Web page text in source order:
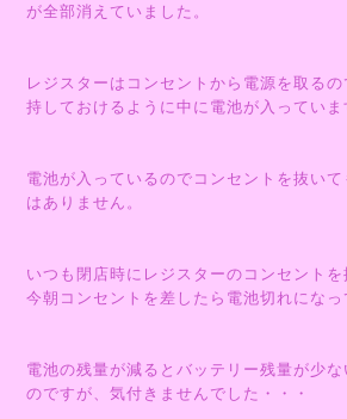
が全部消えていました。
レジスターはコンセントから電源を取る
持しておけるように中に電池が入っていま
電池が入っているのでコンセントを抜い
はありません。
いつも閉店時にレジスターのコンセントを
今朝コンセントを差したら電池切れになっ
電池の残量が減るとバッテリー残量が少
のですが、気付きませんでした・・・